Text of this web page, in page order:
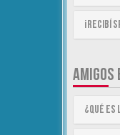
¡Recibí
AMIGOS
¿Qué